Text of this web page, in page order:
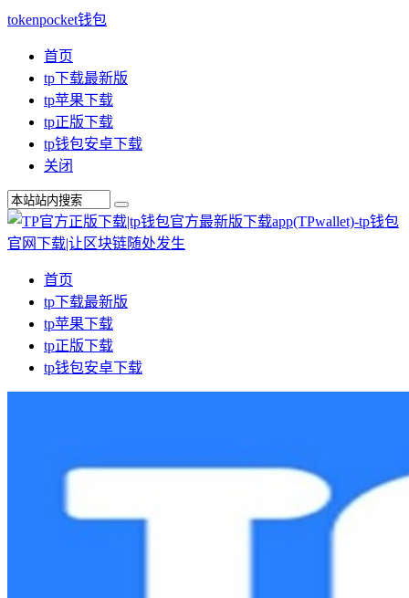
tokenpocket钱包
首页
tp下载最新版
tp苹果下载
tp正版下载
tp钱包安卓下载
关闭
首页
tp下载最新版
tp苹果下载
tp正版下载
tp钱包安卓下载